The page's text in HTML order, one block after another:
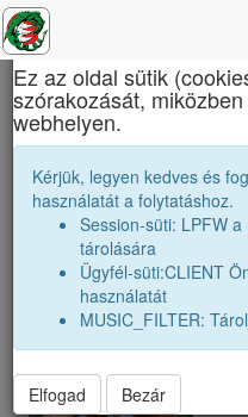
Báthory
S. Anna
×
Ez az oldal sütik
szórakozását,
webhelyen.
Kérjük, legyen kedves és
használatát a folytatáshoz.
Session-süti: LPFW
tárolására
Ügyfél-süti:CLIENT
használatát
MUSIC_FILTER:
Elfogad Bezár